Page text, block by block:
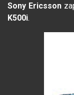
Sony Ericsson
K500i.